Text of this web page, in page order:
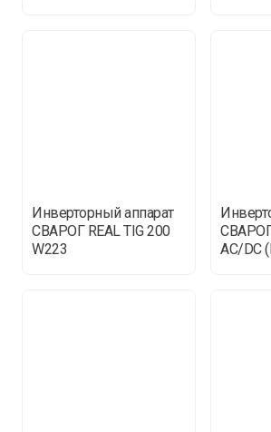
Инверторный аппарат
СВАРОГ REAL TIG 200
W223
СВАРОГ
AC/DC